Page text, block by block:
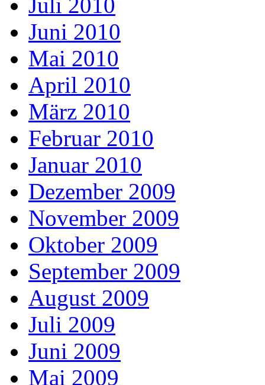
Juni 2010
Mai 2010
April 2010
März 2010
Februar 2010
Januar 2010
Dezember 2009
November 2009
Oktober 2009
September 2009
August 2009
Juli 2009
Juni 2009
Mai 2009